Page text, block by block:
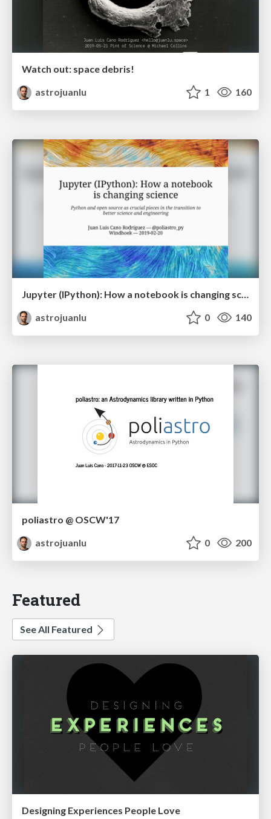
Watch out: space debris!
astrojuanlu
1 160
Jupyter (IPython): How a notebook is changing science
astrojuanlu
0 140
poliastro @ OSCW'17
astrojuanlu
0 200
Featured
See All Featured
Designing Experiences People Love